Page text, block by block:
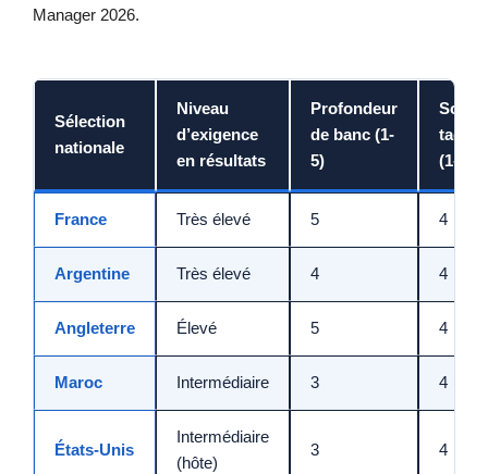
Manager 2026.
Sélection
nationale
Niveau
d’exigence
en résultats
Profondeur
de banc (1-
5)
(1-5)
France Très élevé 5 4
Argentine Très élevé 4 4
Angleterre Élevé 5 4
Maroc Intermédiaire 3 4
États-Unis
Intermédiaire
(hôte)
3 4